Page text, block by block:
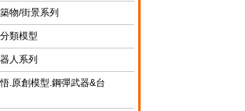
物/街景系列
類模型
人系列
.原創模型.鋼彈武器&台